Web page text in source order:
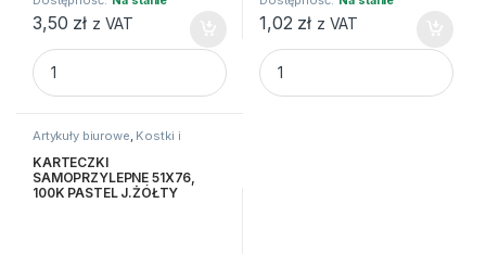
3,50 zł z VAT
BLOCZEK SAMO.P OFFICE 7,6X7,6, 100K NEON NIEBIESKI
1,02 zł z VAT
KARTECZKI
Artykuły biurowe, Kostki i
KARTECZKI
SAMOPRZYLEPNE 51X76,
100K PASTEL J.ŻÓŁTY